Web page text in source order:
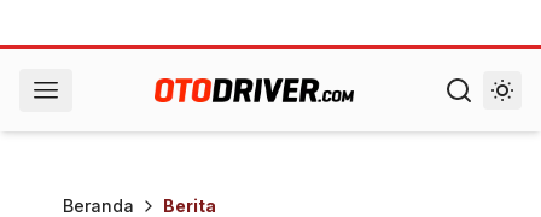
Beranda Berita